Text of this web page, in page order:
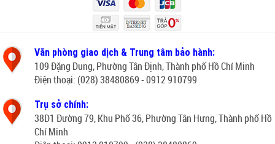
Văn phòng giao dịch & Trung tâm bảo hành:
109 Đặng Dung, Phường Tân Định, Thành phố Hồ Chí Minh
Điện thoại: (028) 38480869 - 0912 910799
Trụ sở chính:
38D1 Đường 79, Khu Phố 36, Phường Tân Hưng, Thành phố Hồ
Chí Minh